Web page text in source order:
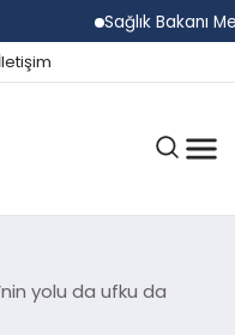
Sağlık Bakanı
İletişim
yolu da ufku da